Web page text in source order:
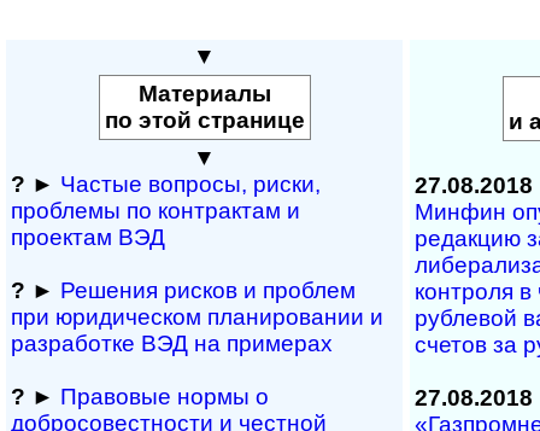
▼
Материалы
по этой странице
▼
? ► Частые вопросы, рис­ки,
проблемы по конт­рактам и
проектам ВЭД
? ► Решения рисков и про­блем
при юридичес­ком планирова­нии и
разра­ботке ВЭД на примерах
? ► Правовые нормы о
добросовестности и чест­ной
и
27.08.2018
Минфин
редакцию
контроля
рублевой
счетов за
27.08.2018